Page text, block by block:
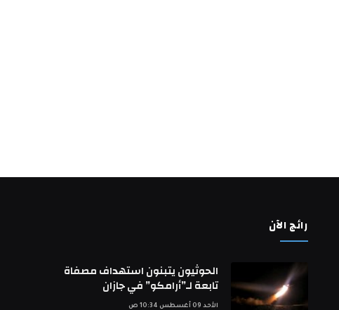
رائج الآن
الحوثيون يتبنون استهداف مصفاة
تابعة لـ”أرامكو” في جازان
الأحد 09 أغسطس 10:34 ص